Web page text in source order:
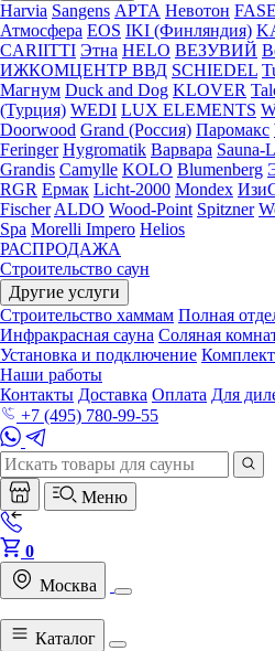
Harvia Sangens АРТА Невотон
Атмосфера EOS IKI (Финляндия)
CARIITTI Этна HELO ВЕЗУВИЙ
ИЖКОМЦЕНТР ВВД SCHIEDEL
Магнум Duck and Dog KLOVER
(Турция) WEDI LUX ELEMENTS
Doorwood Grand (Россия) Паромакс
Feringer Hygromatik Варвара Sauna-
Grandis Camylle KOLO Blumenberg
RGR Ермак Licht-2000 Mondex
Fischer ALDO Wood-Point Spitzner
Spa Morelli Impero Helios
РАСПРОДАЖА
Строительство саун
Другие услуги
Строительство хаммам Полная
Инфракрасная сауна Соляная
Установка и подключение
Наши работы
Контакты Доставка Оплата Для
+7 (495) 780-99-55
Меню
0
Москва
Каталог